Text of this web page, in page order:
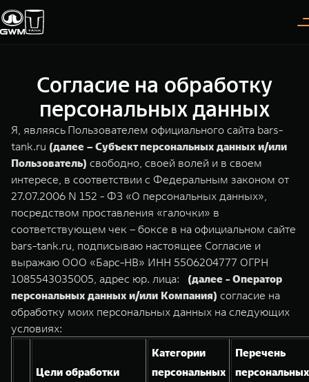
Модели
TANK 300
Следуй за открытиями
от 3 999 000 ₽
TANK 400
За пределы возможного
от 5 599 000 ₽
Веди за собой
TANK 700
Сила признания
Покупателям
ВЫБОР АВТОМОБИЛЯ
Спецпредложения
Конфигуратор
Тест-драйв
Зарядные станции
Проверено TANK
ПОКУПКА АВТОМОБИЛЯ
TANK Финансы
Корпоративным клиентам
Владельцам
ГАРАНТИЯ И ПОДДЕРЖКА
Гарантия
Помощь на дороге
СЕРВИС
Калькулятор ТО
Нулевое ТО
Сервис
Специальные предложения
Моторные масла
О дилере
ИНФОРМАЦИЯ
О нас
35 лет GWM
GWM ТЕХ ДЕНЬ
Новости
Согласие на обработку
персональных данных
Я, являясь Пользователем официального сайта bars-
tank.ru (далее – Субъект персональных данных и/или
Пользователь) свободно, своей волей и в своем
интересе, в соответствии с Федеральным законом от
27.07.2006 N 152 - ФЗ «О персональных данных»,
посредством проставления «галочки» в
соответствующем чек – боксе в на официальном сайте
bars-tank.ru, подписываю настоящее Согласие и
выражаю ООО «Барс-НВ» ИНН 5506204777 ОГРН
1085543035005, адрес юр. лица: (далее - Оператор
персональных данных и/или Компания) согласие на
обработку моих персональных данных на следующих
условиях:
Цели обработки
Категории
персональных
Перечень
персональных